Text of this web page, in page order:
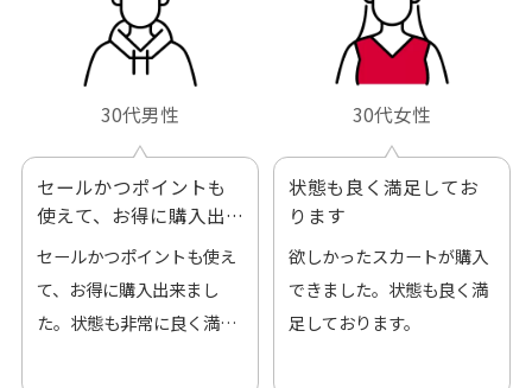
30代男性
セールかつポイントも
使えて、お得に購入出
来ました
セールかつポイントも使え
て、お得に購入出来まし
た。状態も非常に良く満足
30代女性
状態も良く満足してお
ります
欲しかったスカートが購入
できました。状態も良く満
足しております。